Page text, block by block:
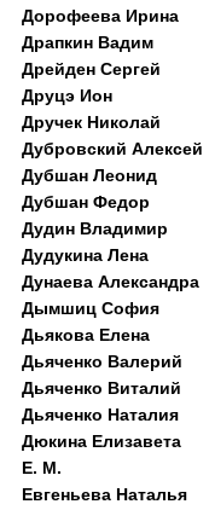
Дорофеева Ирина
Драпкин Вадим
Дрейден Сергей
Друцэ Ион
Дручек Николай
Дубровский Алексей
Дубшан Леонид
Дубшан Федор
Дудин Владимир
Дудукина Лена
Дунаева Александра
Дымшиц София
Дьякова Елена
Дьяченко Валерий
Дьяченко Виталий
Дьяченко Наталия
Дюкина Елизавета
Е. М.
Евгеньева Наталья